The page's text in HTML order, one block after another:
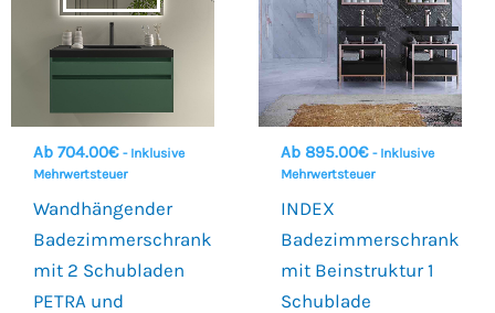
Ab 704.00€ - Inklusive
Mehrwertsteuer
Wandhängender
Badezimmerschrank
mit 2 Schubladen
PETRA und
Ab 895.00€ - Inklusive
Mehrwertsteuer
INDEX
Badezimmerschrank
mit Beinstruktur 1
Schublade